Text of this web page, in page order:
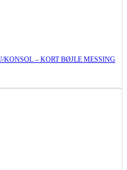
– KORT BØJLE MESSING